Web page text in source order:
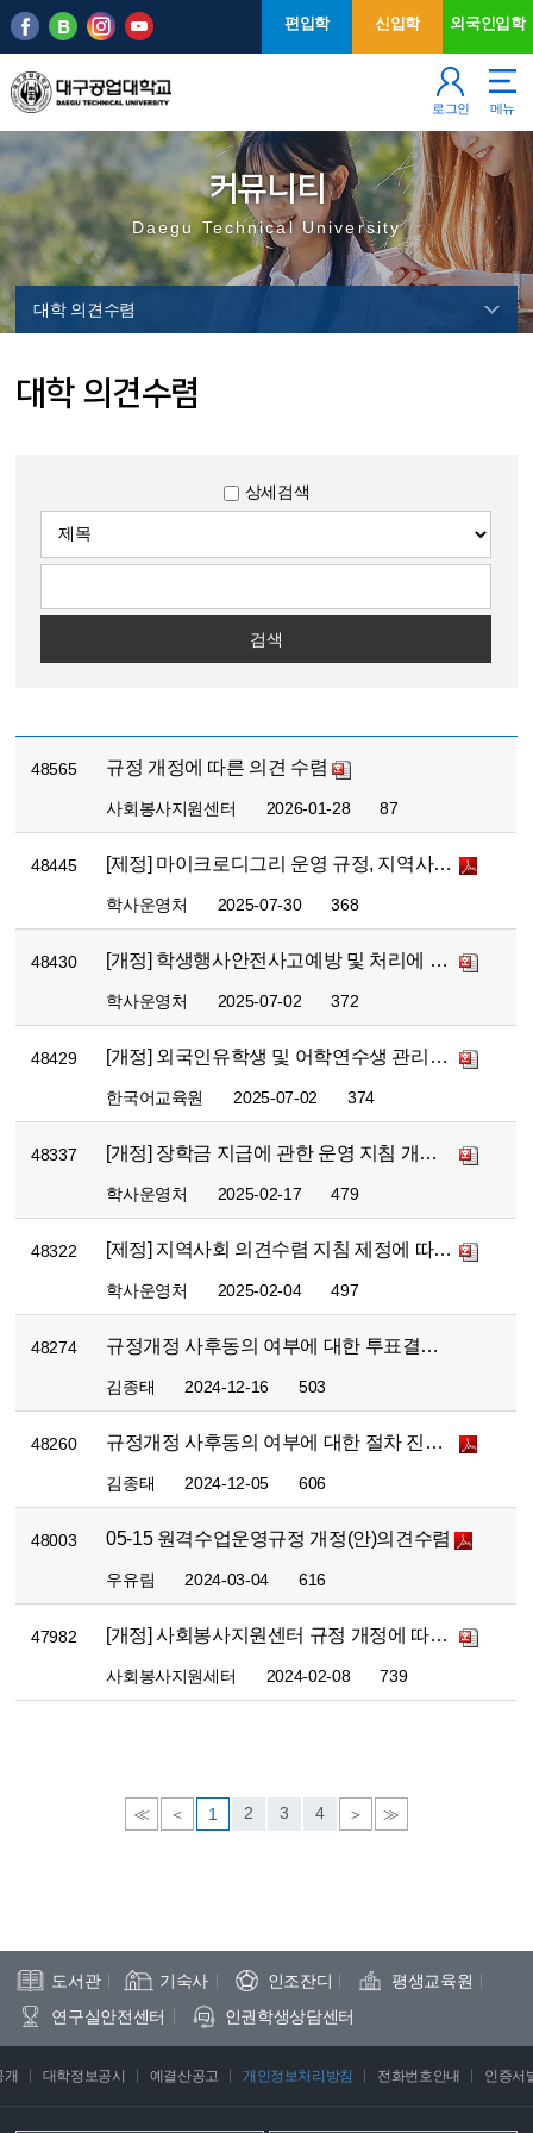
주메뉴
본문 바로가기
편입학 신입학 외국인입학
로그인 메뉴
커뮤니티
Daegu Technical University
대학 의견수렴
대학 의견수렴
상세검색
검색
48565 규정 개정에 따른 의견 수렴
사회봉사지원센터 2026-01-28 87
48445 [제정] 마이크로디그리 운영 규정, 지역사회 협력기여 지침 제정에 따른 의견 수렴 안내
학사운영처 2025-07-30 368
48430 [개정] 학생행사안전사고예방 및 처리에 관한 규정 개정에 따른 의견수렴 안내
학사운영처 2025-07-02 372
48429 [개정] 외국인유학생 및 어학연수생 관리규정 개정에 따른 의견수렴 안내
한국어교육원 2025-07-02 374
48337 [개정] 장학금 지급에 관한 운영 지침 개정에 따른 의견수렴 안내
학사운영처 2025-02-17 479
48322 [제정] 지역사회 의견수렴 지침 제정에 따른 의견수렴 안내
학사운영처 2025-02-04 497
48274 규정개정 사후동의 여부에 대한 투표결과 안내
김종태 2024-12-16 503
48260 규정개정 사후동의 여부에 대한 절차 진행 안내
김종태 2024-12-05 606
48003 05-15 원격수업운영규정 개정(안)의견수렴
우유림 2024-03-04 616
47982 [개정] 사회봉사지원센터 규정 개정에 따른 의견수렴 안내
사회봉사지원세터 2024-02-08 739
≪ ＜ 1 2 3 4 ＞ ≫
도서관 기숙사 인조잔디
평생교육원
연구실안전센터
인권학생상담센터
개 대학정보공시 예결산공고 개인정보처리방침 전화번호안내 인증서